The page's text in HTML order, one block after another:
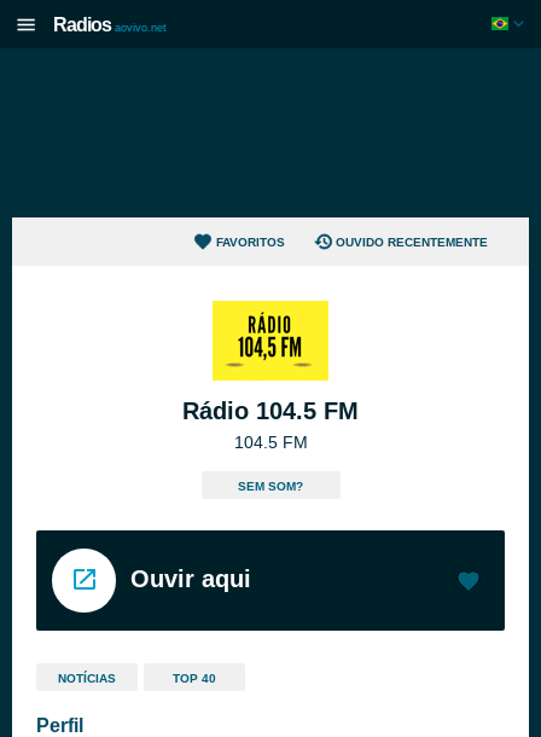
Radios aovivo.net
FAVORITOS OUVIDO RECENTEMENTE
Rádio 104.5 FM
104.5 FM
SEM SOM?
Ouvir aqui
NOTÍCIAS TOP 40
Perfil